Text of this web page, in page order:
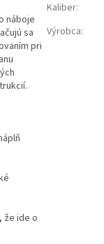
náboje
sa
pri
že ide o
Kaliber:
Výrobca: